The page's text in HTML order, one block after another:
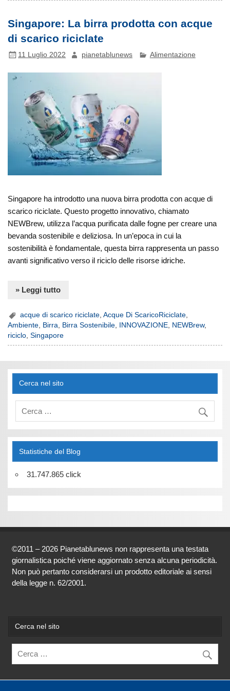
Singapore: La birra prodotta con acque
di scarico riciclate
11 Luglio 2022 pianetablunews Alimentazione
Singapore ha introdotto una nuova birra prodotta con acque di
scarico riciclate. Questo progetto innovativo, chiamato
NEWBrew, utilizza l’acqua purificata dalle fogne per creare una
bevanda sostenibile e deliziosa. In un’epoca in cui la
sostenibilità è fondamentale, questa birra rappresenta un passo
avanti significativo verso il riciclo delle risorse idriche.
» Leggi tutto
acque di scarico riciclate,Acque Di ScaricoRiciclate,
Ambiente, Birra, Birra Sostenibile, INNOVAZIONE, NEWBrew,
riciclo,Singapore
Cerca nel sito
Statistiche del Blog
31.747.865 click
©2011 – 2026 Pianetablunews non rappresenta una testata
giornalistica poiché viene aggiornato senza alcuna periodicità.
Non può pertanto considerarsi un prodotto editoriale ai sensi
della legge n. 62/2001.
Cerca nel sito